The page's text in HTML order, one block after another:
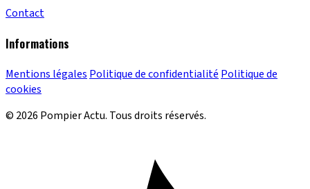
Contact
Informations
Mentions légales Politique de confidentialité Politique de
cookies
© 2026 Pompier Actu. Tous droits réservés.